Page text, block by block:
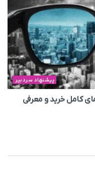
پیشنهاد سردبیر
کامل خرید و معرفی